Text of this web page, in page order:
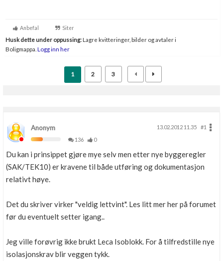
Anbefal Siter
Husk dette under oppussing:Lagre kvitteringer, bilder og avtaler i
Boligmappa. Logg inn her
1 2 3
Anonym 13.02.2012 11.35
#1
136
0
Du kan i prinsippet gjøre mye selv men etter nye byggeregler
(SAK/TEK10) er kravene til både utføring og dokumentasjon
relativt høye.
Det du skriver virker "veldig lettvint". Les litt mer her på forumet
før du eventuelt setter igang..
Jeg ville forøvrig ikke brukt Leca Isoblokk. For å tilfredstille nye
isolasjonskrav blir veggen tykk.